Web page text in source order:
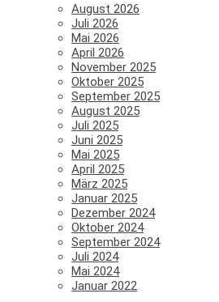
August 2026
Juli 2026
Mai 2026
April 2026
November 2025
Oktober 2025
September 2025
August 2025
Juli 2025
Juni 2025
Mai 2025
April 2025
März 2025
Januar 2025
Dezember 2024
Oktober 2024
September 2024
Juli 2024
Mai 2024
Januar 2022